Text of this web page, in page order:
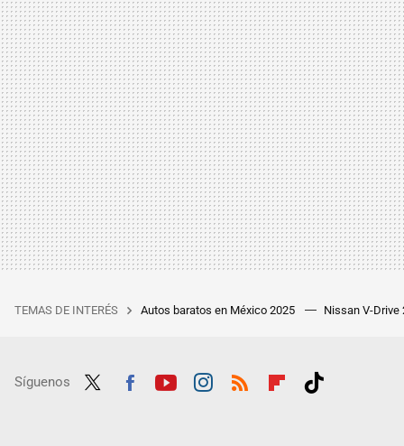
TEMAS DE INTERÉS Autos baratos en México 2025 Nissan V-Drive
Síguenos